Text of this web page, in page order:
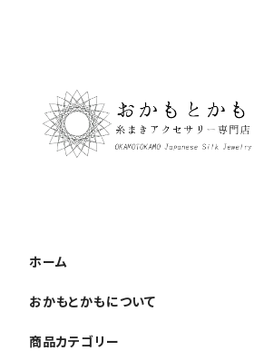
ホーム
おかもとかもについて
商品カテゴリー